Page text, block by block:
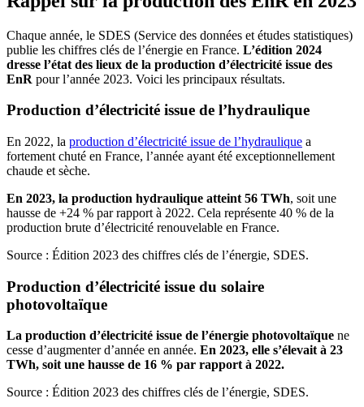
Chaque année, le SDES (Service des données et études statistiques)
publie les chiffres clés de l’énergie en France. L’édition 2024
dresse l’état des lieux de la production d’électricité issue des
EnR pour l’année 2023. Voici les principaux résultats.
Production d’électricité issue de l’hydraulique
En 2022, la production d’électricité issue de l’hydraulique a
fortement chuté en France, l’année ayant été exceptionnellement
chaude et sèche.
En 2023, la production hydraulique atteint 56 TWh, soit une
hausse de +24 % par rapport à 2022. Cela représente 40 % de la
production brute d’électricité renouvelable en France.
Source : Édition 2023 des chiffres clés de l’énergie, SDES.
Production d’électricité issue du solaire
photovoltaïque
La production d’électricité issue de l’énergie photovoltaïque ne
cesse d’augmenter d’année en année. En 2023, elle s’élevait à 23
TWh, soit une hausse de 16 % par rapport à 2022.
Source : Édition 2023 des chiffres clés de l’énergie, SDES.